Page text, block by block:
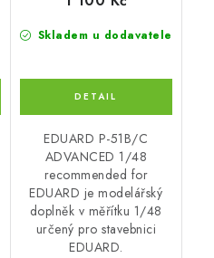
Skladem u dodavatele
EDUARD P-51B/C
ADVANCED 1/48
recommended for
EDUARD je modelářský
doplněk v měřítku 1/48
určený pro stavebnici
EDUARD.